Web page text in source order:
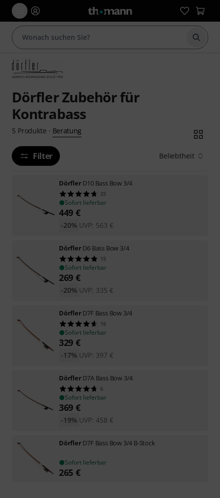
Suche
Dörfler Zubehör für
Kontrabass
5 Produkte · Beratung
Filter Beliebtheit
DörflerD10 Bass Bow 3/4
25
Sofort lieferbar
449 €
UVP: 563 €
-20%
DörflerD6 Bass Bow 3/4
15
Sofort lieferbar
269 €
UVP: 335 €
-20%
DörflerD7F Bass Bow 3/4
16
Sofort lieferbar
329 €
UVP: 397 €
-17%
DörflerD7A Bass Bow 3/4
6
Sofort lieferbar
369 €
UVP: 458 €
-19%
DörflerD7F Bass Bow 3/4 B-Stock
Sofort lieferbar
265 €